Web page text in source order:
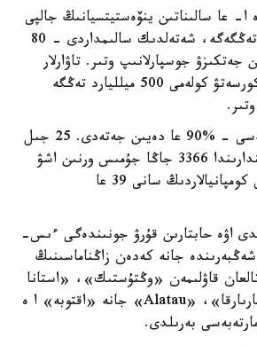
ە ا- عا سالىناتىن ينۆەستيتسيانىڭ جالپى
كولەمىن 150 ميلليارد تەڭگەگە، شەتەلدىك سالىمداردى - 80
جەتكىزۋ جوسپارلانىپ وتىر. تاۋارلار
ءوندىرۋ مەن قىزمەت كورسەتۋ كولەمى 500 ميلليارد تەڭگە
قازاقستاندىق قامتۋ ۇلەسى - %90 عا دەيىن جەتەدى. 25 جىل
ىشىندە ا ە ا كاسىپورىندارىندا 3366 جاڭا جۇمىس ورنىن اشۋ
كوزدەلگەن، قاتىسۋشى كومپانيالاردىڭ سانى 39 عا
اۋە حابتارىن قۇرۋ جونىندەگى ءىس-
جانە كەدەن زاڭناماسىنىڭ
قاۋلىمەن «وڭتۇستىك»، «استانا
- تەحنوپوليس»، «سارىارقا»، «Alatau» جانە «اقتوبە» ا ە
بەرىلدى.